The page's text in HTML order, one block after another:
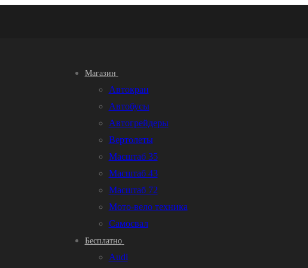
Магазин
Автокран
Автобусы
Автогрейдеры
Вертолеты
Масштаб 35
Масштаб 43
Масштаб 72
Мото-вело техника
Самосвал
Бесплатно
Audi